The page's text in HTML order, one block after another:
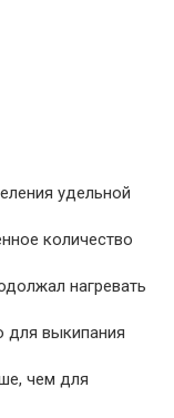
удельной
количество
нагревать
для выкипания
чем для